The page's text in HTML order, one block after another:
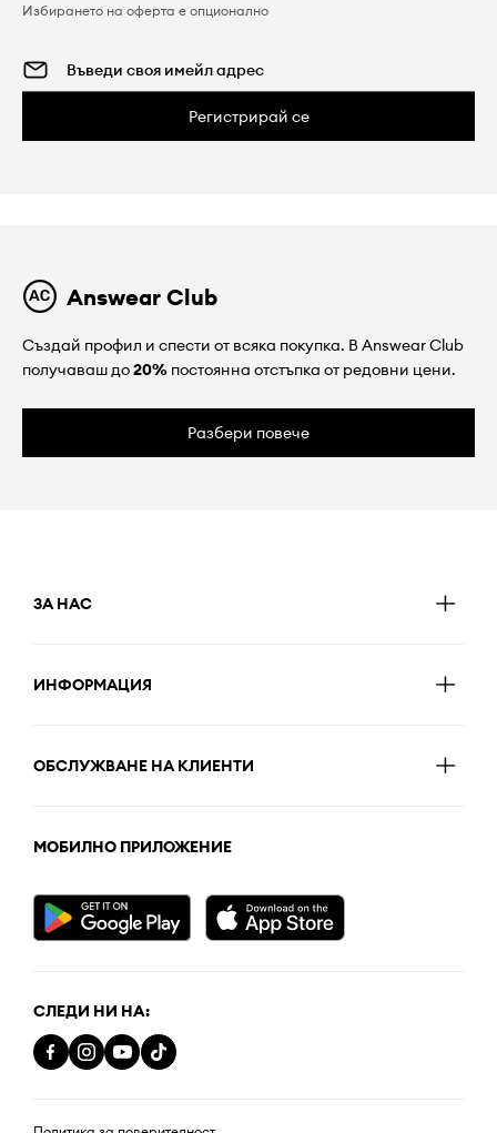
Избирането на оферта е опционално
Регистрирай се
Answear Club
Създай профил и спести от всяка покупка. В Answear Club
получаваш до20% постоянна отстъпка от редовни цени.
Разбери повече
ЗА НАС
ИНФОРМАЦИЯ
ОБСЛУЖВАНЕ НА КЛИЕНТИ
МОБИЛНО ПРИЛОЖЕНИЕ
СЛЕДИ НИ НА: